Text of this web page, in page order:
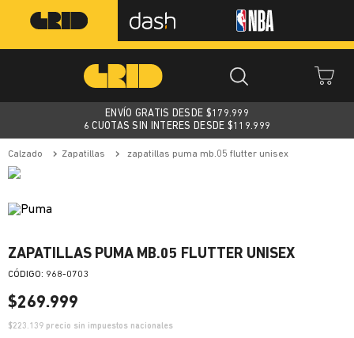
ENVÍO GRATIS DESDE $179.999
6 CUOTAS SIN INTERES DESDE $119.999
calzado zapatillas zapatillas puma mb.05 flutter unisex
ZAPATILLAS PUMA MB.05 FLUTTER UNISEX
: 968-0703
$269.999
$223.139 precio sin impuestos nacionales